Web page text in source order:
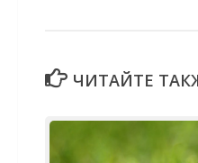
ЧИТАЙТЕ